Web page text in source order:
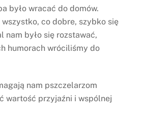
było wracać do domów.
co dobre, szybko się
nam było się rozstawać,
humorach wróciliśmy do
nam pszczelarzom
wartość przyjaźni i wspólnej